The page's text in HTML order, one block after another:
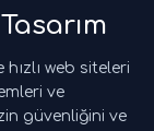
web siteleri
ve
güvenliğini ve